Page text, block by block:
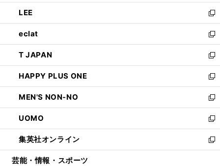
開
く
ウ
で
開
く
ン
ド
ウ
で
開
く
ウ
ィ
ン
ド
ウ
で
開
く
し
い
ウ
ィ
ン
ド
ウ
で
開
く
LEE
新
し
い
ウ
ィ
ン
ド
ウ
で
開
く
eclat
新
し
い
ウ
ィ
ン
ド
ウ
で
開
く
T JAPAN
新
し
い
ウ
ィ
ン
ド
ウ
で
開
HAPPY PLUS ONE
新
し
い
ウ
ィ
ン
ド
ウ
MEN'S NON-NO
新
し
い
ウ
ィ
ン
UOMO
新
し
い
ウ
集英社オンライン
新
し
芸能・情報・スポーツ